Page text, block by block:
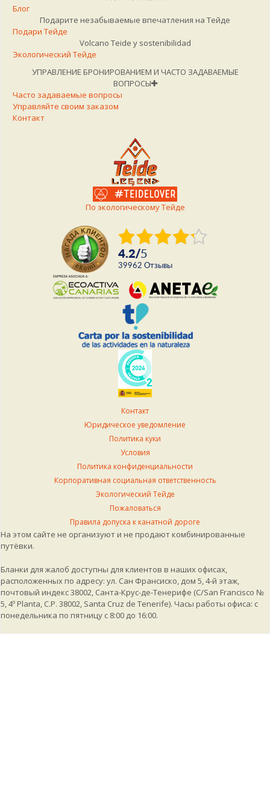
Блог
Подарите незабываемые впечатления на Тейде
Подари Тейде
Volcano Teide y sostenibilidad
Экологический Тейде
УПРАВЛЕНИЕ БРОНИРОВАНИЕМ И ЧАСТО ЗАДАВАЕМЫЕ
ВОПРОСЫ
Часто задаваемые вопросы
Управляйте своим заказом
Контакт
По экологическому Тейде
4.2/5
39962 Отзывы
Контакт
Юридическое уведомление
Политика куки
Условия
Политика конфиденциальности
Корпоративная социальная ответственность
Экологический Тейде
Пожаловаться
Правила допуска к канатной дороге
На этом сайте не организуют и не продают комбинированные
путёвки.
Бланки для жалоб доступны для клиентов в наших офисах,
расположенных по адресу: ул. Сан Франсиско, дом 5, 4-й этаж,
почтовый индекс 38002, Санта-Крус-де-Тенерифе (C/San Francisco №
5, 4º Planta, C.P. 38002, Santa Cruz de Tenerife). Часы работы офиса: с
понедельника по пятницу с 8:00 до 16:00.